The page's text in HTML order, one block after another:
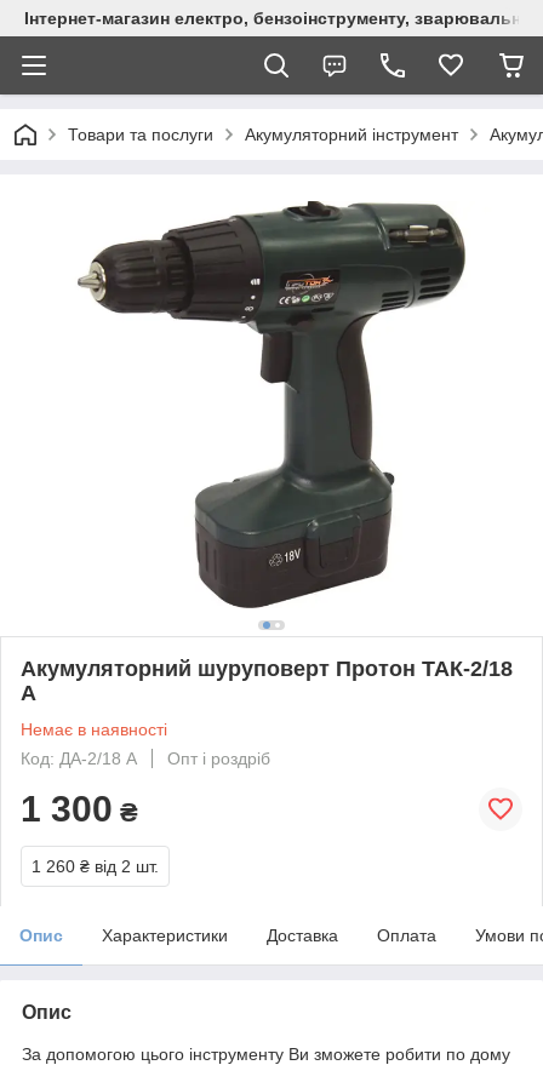
Інтернет-магазин електро, бензоінструменту,
Товари та послуги Акумуляторний інструмент
Акумуляторний шуруповерт Протон ТАК-2/18
А
Немає в наявності
Код: ДА-2/18 А
Опт і роздріб
1 300 ₴
1 260 ₴ від 2 шт.
Опис Характеристики Доставка Оплата Умови
Опис
За допомогою цього інструменту Ви зможете робити по дому